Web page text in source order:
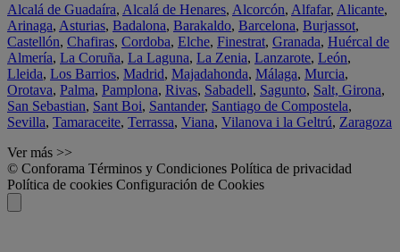
Alcalá de Guadaíra, Alcalá de Henares, Alcorcón, Alfafar, Alicante,
Arinaga, Asturias, Badalona, Barakaldo, Barcelona, Burjassot,
Castellón, Chafiras, Cordoba, Elche, Finestrat, Granada, Huércal de
Almería, La Coruña, La Laguna, La Zenia, Lanzarote, León,
Lleida, Los Barrios, Madrid, Majadahonda, Málaga, Murcia,
Orotava, Palma, Pamplona, Rivas, Sabadell, Sagunto, Salt, Girona,
San Sebastian, Sant Boi, Santander, Santiago de Compostela,
Sevilla, Tamaraceite, Terrassa, Viana, Vilanova i la Geltrú, Zaragoza
Ver más >>
© Conforama Términos y Condiciones Política de privacidad
Política de cookies Configuración de Cookies